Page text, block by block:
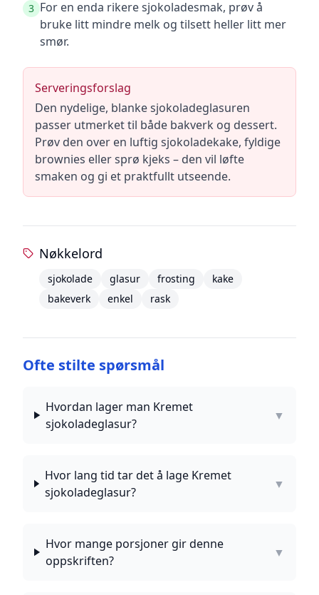
3 For en enda rikere sjokoladesmak, prøv å
bruke litt mindre melk og tilsett heller litt mer
smør.
Serveringsforslag
Den nydelige, blanke sjokoladeglasuren
passer utmerket til både bakverk og dessert.
Prøv den over en luftig sjokoladekake, fyldige
brownies eller sprø kjeks – den vil løfte
smaken og gi et praktfullt utseende.
Nøkkelord
sjokolade glasur frosting
kake
bakeverk
enkel rask
Ofte stilte spørsmål
Hvordan lager man Kremet
sjokoladeglasur?
▼
Hvor lang tid tar det å lage Kremet
sjokoladeglasur?
▼
Hvor mange porsjoner gir denne
oppskriften?
▼